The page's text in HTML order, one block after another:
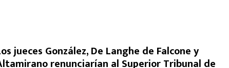
jueces González, De Langhe de Falcone y
renunciarían al Superior Tribunal de